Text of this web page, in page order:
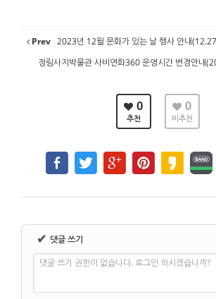
Prev 2023년 12월 문화가 있는 날 행사 안내
정림사지박물관 사비연화360 운영시간 변경안내
0
추천
0
비추천
✔ 댓글 쓰기
댓글 쓰기 권한이 없습니다. 로그인 하시겠습니까?